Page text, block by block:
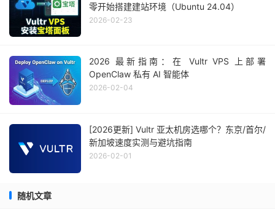
零开始搭建建站环境（Ubuntu 24.04）
2026-02-23
2026 最新指南：在 Vultr VPS 上部署
OpenClaw 私有 AI 智能体
2026-02-04
[2026更新] Vultr 亚太机房选哪个？东京/首尔/
新加坡速度实测与避坑指南
2026-02-01
随机文章